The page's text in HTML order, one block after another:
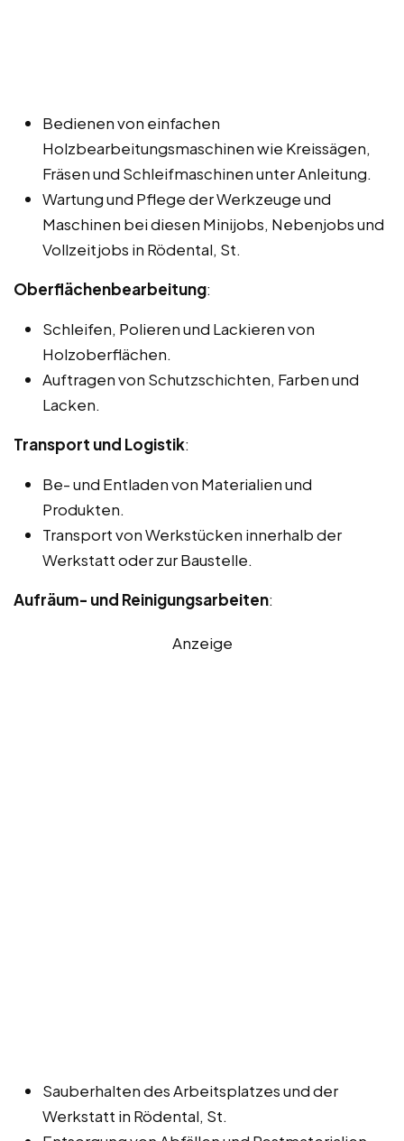
Bedienen von einfachen
Holzbearbeitungsmaschinen wie Kreissägen,
Fräsen und Schleifmaschinen unter Anleitung.
Wartung und Pflege der Werkzeuge und
Maschinen bei diesen Minijobs, Nebenjobs und
Vollzeitjobs in Rödental, St.
Oberflächenbearbeitung:
Schleifen, Polieren und Lackieren von
Holzoberflächen.
Auftragen von Schutzschichten, Farben und
Lacken.
Transport und Logistik:
Be- und Entladen von Materialien und
Produkten.
Transport von Werkstücken innerhalb der
Werkstatt oder zur Baustelle.
Aufräum- und Reinigungsarbeiten:
Anzeige
Sauberhalten des Arbeitsplatzes und der
Werkstatt in Rödental, St.